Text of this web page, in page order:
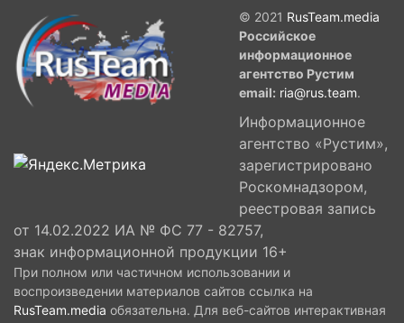
© 2021 RusTeam.media
Российское
информационное
агентство Рустим
email: ria@rus.team.
Информационное
агентство «Рустим»,
зарегистрировано
Роскомнадзором,
реестровая запись
от 14.02.2022 ИА № ФС 77 - 82757,
знак информационной продукции 16+
При полном или частичном использовании и
воспроизведении материалов сайтов ссылка на
RusTeam.media обязательна. Для веб-сайтов интерактивная